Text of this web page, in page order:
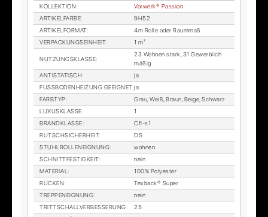
KOL­LEK­TI­ON:
Vor­wer­k® Pas­si­on
AR­TI­KEL­FAR­BE:
9H52
AR­TI­KEL­FOR­MAT:
4m Rol­le oder Raum­maß
VER­PA­CKUNGS­EIN­HEIT: 1 m²
NUT­ZUNGS­KLAS­SE:
23 Woh­nen stark, 31 Ge­werb­lich
mä­ßig
AN­TI­STA­TISCH:
ja
FUSS­BO­DEN­HEI­ZUNG GE­EIG­NET:ja
FARB­TYP:
Grau, Weiß, Braun, Beige, Schwarz
LU­XUS­KLAS­SE:
1
BRAND­KLAS­SE:
Cfl-s1
RUTSCH­SI­CHER­HEIT:
DS
STUHL­ROL­LEN­EIG­NUNG:
woh­nen
SCHNITT­FES­TIG­KEIT:
nein
MA­TE­RI­AL:
100% Po­ly­es­ter
RÜ­CKEN:
Tex­back® Su­per
TREP­PEN­EIG­NUNG:
nein
TRITT­SCHALL­VER­BES­SE­RUNG:
25